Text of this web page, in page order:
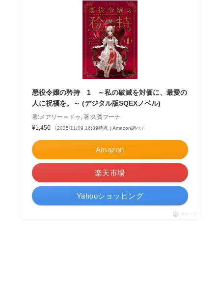
悪役令嬢の矜持 1 ～私の破滅を対価に、最愛の
人に祝福を。～ (デジタル版SQEXノベル)
著:メアリー＝ドゥ, 著:久賀フーナ
¥1,450
（2025/11/09 16:39時点 | Amazon調べ）
Amazon
楽天市場
Yahooショッピング
ポチップ